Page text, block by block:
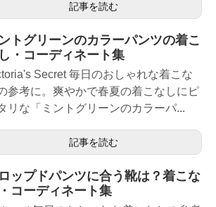
記事を読む
トグリーンのカラーパンツの着こ
・コーディネート集
Secret 毎日のおしゃれな着こな
参考に。爽やかで春夏の着こなしにピ
リな「ミントグリーンのカラーパ...
記事を読む
ップドパンツに合う靴は？着こな
コーディネート集